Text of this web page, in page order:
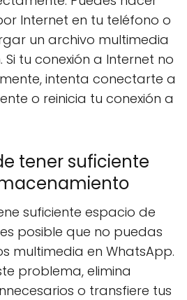
Internet en tu teléfono o
un archivo multimedia
tu conexión a Internet no
intenta conectarte a
o reinicia tu conexión a
tener suficiente
suficiente espacio de
posible que no puedas
multimedia en WhatsApp.
problema, elimina
o transfiere tus